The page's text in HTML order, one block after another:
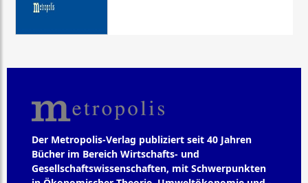
Der Metropolis-Verlag publiziert seit 40 Jahren
Bücher im Bereich Wirtschafts- und
Gesellschaftswissenschaften, mit Schwerpunkten